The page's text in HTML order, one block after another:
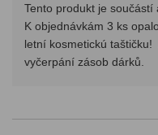
Tento produkt je součástí
K objednávkám 3 ks
letní kosmetickú
vyčerpání zásob dárků.